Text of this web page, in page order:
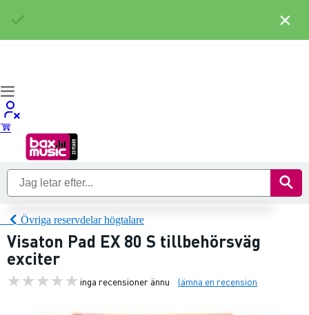
Övriga reservdelar högtalare
Visaton Pad EX 80 S tillbehörsväg
exciter
inga recensioner ännu lämna en recension
×